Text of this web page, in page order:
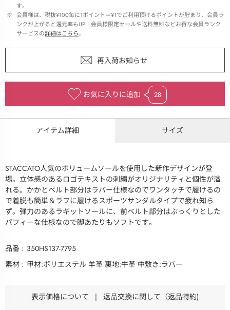
す。
※ 会員様は、税抜¥100毎に1ポイント＝¥1でご利用頂けるポイントが貯まり、会員ラ
ンクが上がると還元率もUP！会員様限定セールや送料無料などお得な会員ランク
サービスの詳細はこちら。
お気に入りに追加 28
アイテム詳細 サイズ
STACCATO人気のボリュームソールを使用した新作デザインが登
場。立体感のあるロゴテキストの刺繍がオリジナリティと個性が溢
れる。かかとベルト部分はラバー仕様なのでワンタッチで履けるの
で着脱も簡単＆ラフに履けるスポーツサンダルタイプで疲れ知ら
ず。弾力のあるラギットソールに、前ベルト部分はぷっくりとした
パフィーな仕様なので脚あたりもソフトです。
品番
350HS137-7795
素材
甲材:ポリエステル 羊革 裏地:牛革 中敷き:ラバー
表示価格について | 返品交換に関して（返品特約)